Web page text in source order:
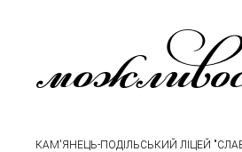
КАМ'ЯНЕЦЬ-ПОДІЛЬСЬКИЙ ЛІЦЕЙ